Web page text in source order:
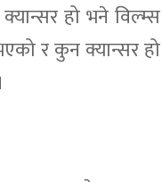
हो भने विल्म्स
र कुन क्यान्सर हो